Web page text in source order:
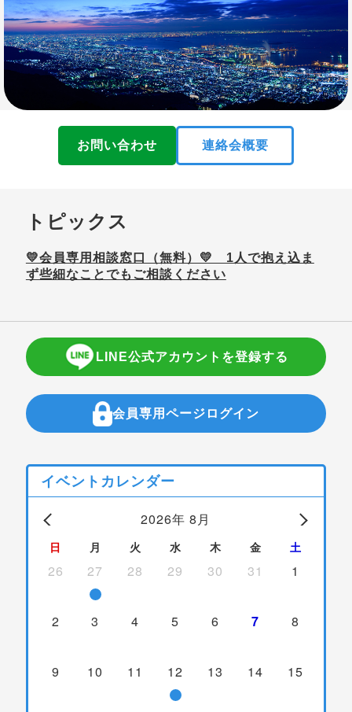
お問い合わせ 連絡会概要
トピックス
💛会員専用相談窓口（無料）💛 1人で抱え込ま
ず些細なことでもご相談ください
LINE公式アカウントを登録する
会員専用ページログイン
イベントカレンダー
2026年 8月
日 月 火 水 木 金 土
26 27 28 29 30 31 1
2 3 4 5 6 7 8
9 10 11 12 13 14 15